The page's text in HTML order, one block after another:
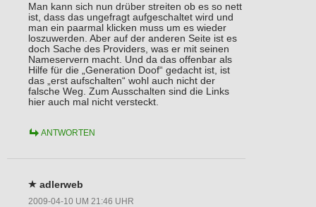
Man kann sich nun drüber streiten ob es so nett
ist, dass das ungefragt aufgeschaltet wird und
man ein paarmal klicken muss um es wieder
loszuwerden. Aber auf der anderen Seite ist es
doch Sache des Providers, was er mit seinen
Nameservern macht. Und da das offenbar als
Hilfe für die „Generation Doof“ gedacht ist, ist
das „erst aufschalten“ wohl auch nicht der
falsche Weg. Zum Ausschalten sind die Links
hier auch mal nicht versteckt.
ANTWORTEN
adlerweb
2009-04-10 UM 21:46 UHR